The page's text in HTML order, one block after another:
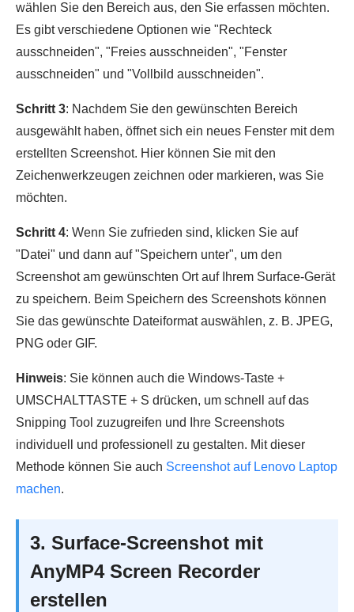
wählen Sie den Bereich aus, den Sie erfassen möchten.
Es gibt verschiedene Optionen wie "Rechteck
ausschneiden", "Freies ausschneiden", "Fenster
ausschneiden" und "Vollbild ausschneiden".
Schritt 3: Nachdem Sie den gewünschten Bereich
ausgewählt haben, öffnet sich ein neues Fenster mit dem
erstellten Screenshot. Hier können Sie mit den
Zeichenwerkzeugen zeichnen oder markieren, was Sie
möchten.
Schritt 4: Wenn Sie zufrieden sind, klicken Sie auf
"Datei" und dann auf "Speichern unter", um den
Screenshot am gewünschten Ort auf Ihrem Surface-Gerät
zu speichern. Beim Speichern des Screenshots können
Sie das gewünschte Dateiformat auswählen, z. B. JPEG,
PNG oder GIF.
Hinweis: Sie können auch die Windows-Taste +
UMSCHALTTASTE + S drücken, um schnell auf das
Snipping Tool zuzugreifen und Ihre Screenshots
individuell und professionell zu gestalten. Mit dieser
Methode können Sie auch Screenshot auf Lenovo Laptop
machen.
3. Surface-Screenshot mit
AnyMP4 Screen Recorder
erstellen